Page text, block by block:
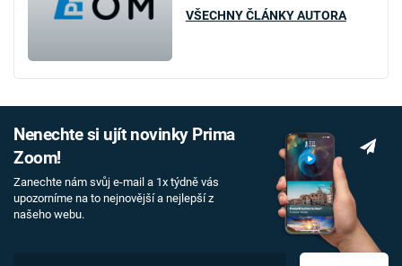
VŠECHNY ČLÁNKY AUTORA
Nenechte si ujít novinky Prima
Zoom!
Zanechte nám svůj e-mail a 1x týdně vás
upozorníme na to nejnovější a nejlepší z
našeho webu.